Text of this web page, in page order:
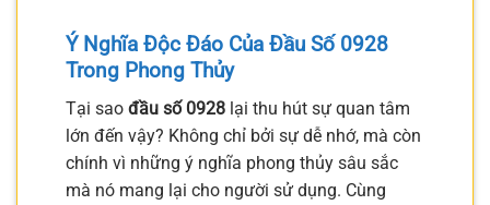
Ý Nghĩa Độc Đáo Của Đầu Số 0928
Trong Phong Thủy
Tại sao đầu số 0928 lại thu hút sự quan tâm
lớn đến vậy? Không chỉ bởi sự dễ nhớ, mà còn
chính vì những ý nghĩa phong thủy sâu sắc
mà nó mang lại cho người sử dụng. Cùng